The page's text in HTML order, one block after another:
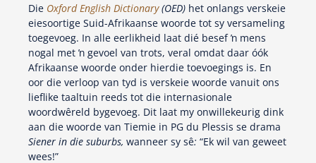
Die Oxford English Dictionary(OED) het onlangs verskeie
eiesoortige Suid-Afrikaanse woorde tot sy versameling
toegevoeg. In alle eerlikheid laat dié besef ŉ mens
nogal met ŉ gevoel van trots, veral omdat daar óók
Afrikaanse woorde onder hierdie toevoegings is. En
oor die verloop van tyd is verskeie woorde vanuit ons
lieflike taaltuin reeds tot die internasionale
woordwêreld bygevoeg. Dit laat my onwillekeurig dink
aan die woorde van Tiemie in PG du Plessis se drama
Siener in die suburbs, wanneer sy sê: “Ek wil van geweet
wees!”